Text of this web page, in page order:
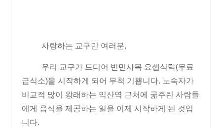
사랑하는 교구민 여러분,
우리 교구가 드디어 빈민사목 요셉식탁(무료
급식소)을 시작하게 되어 무척 기쁩니다. 노숙자가
비교적 많이 왕래하는 익산역 근처에 굶주린 사람들
에게 음식을 제공하는 일을 이제 시작하게 된 것입
니다.